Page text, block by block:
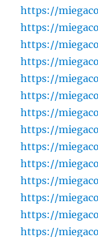
https://
https://
https://
https://
https://
https://
https://
https://
https://
https://
https://
https://
https://
https://